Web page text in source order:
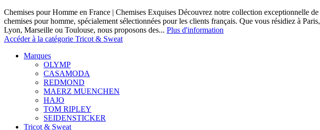
Chemises pour Homme en France | Chemises Exquises Découvrez notre collection exceptionnelle de
chemises pour homme, spécialement sélectionnées pour les clients français. Que vous résidiez à Paris,
Lyon, Marseille ou Toulouse, nous proposons des... Plus d'information
Accéder à la catégorie Tricot & Sweat
Marques
OLYMP
CASAMODA
REDMOND
MAERZ MUENCHEN
HAJO
TOM RIPLEY
SEIDENSTICKER
Tricot & Sweat